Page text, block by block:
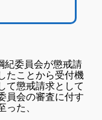
紀委員会が懲戒請
たことから受付機
て懲戒請求として
員会の審査に付す
った、